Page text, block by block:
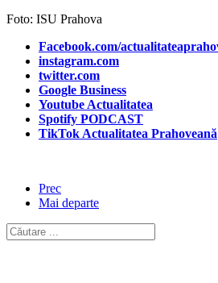
Foto: ISU Prahova
Facebook.com/
instagram.com
twitter.com
Google Business
Youtube Actualitatea
Spotify PODCAST
TikTok Actualitatea Prahoveană
Prec
Mai departe